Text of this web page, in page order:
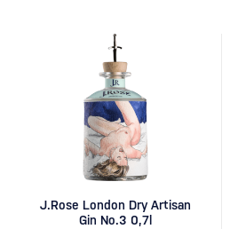
J.Rose London Dry Artisan
Gin No.3 0,7l